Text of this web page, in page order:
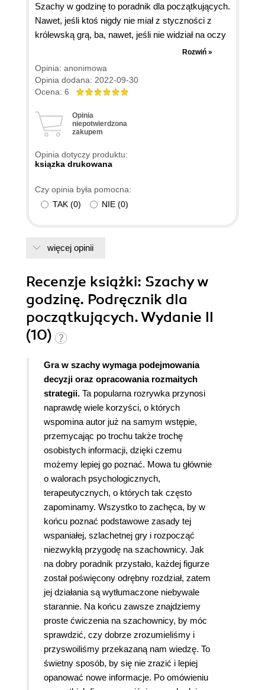
Szachy w godzinę to poradnik dla początkujących.
Nawet, jeśli ktoś nigdy nie miał z styczności z
królewską grą, ba, nawet, jeśli nie widział na oczy
szachownicy ogarnie temat. Podstawy są
wyłożone naprawdę zrozumiale, a ćwiczenia
pomagają te fundamenty przećwiczyć. Na plus
oceniam zaangażowanie autora w temat. W
i jak bardzo zależy mu na tym, aby jak najwięcej
ludzi tą pasją zarazić. Kiedy patrzę na tę krótką
wkładają szachowi arcymistrzowie, nachodzi mnie
szachów: ta gra jest banalnie prosta w założeniu,
a jednocześnie zawiera tyle możliwości, że
Rozwiń »
Opinia: anonimowa
Opinia dodana: 2022-09-30
Ocena: 6
Opinia
niepotwierdzona
zakupem
Opinia dotyczy produktu:
ksiązka drukowana
Czy opinia była pomocna:
TAK (0) NIE (0)
więcej opinii
Recenzje książki: Szachy w
godzinę. Podręcznik dla
początkujących. Wydanie II
(10)
Gra w szachy wymaga podejmowania
decyzji oraz opracowania rozmaitych
strategii. Ta popularna rozrywka przynosi
naprawdę wiele korzyści, o których
wspomina autor już na samym wstępie,
przemycając po trochu także trochę
osobistych informacji, dzięki czemu
możemy lepiej go poznać. Mowa tu głównie
o walorach psychologicznych,
terapeutycznych, o których tak często
zapominamy. Wszystko to zachęca, by w
końcu poznać podstawowe zasady tej
wspaniałej, szlachetnej gry i rozpocząć
niezwykłą przygodę na szachownicy. Jak
na dobry poradnik przystało, każdej figurze
został poświęcony odrębny rozdział, zatem
jej działania są wytłumaczone niebywale
starannie. Na końcu zawsze znajdziemy
proste ćwiczenia na szachownicy, by móc
sprawdzić, czy dobrze zrozumieliśmy i
przyswoiliśmy przekazaną nam wiedzę. To
świetny sposób, by się nie zrazić i lepiej
opanować nowe informacje. Po omówieniu